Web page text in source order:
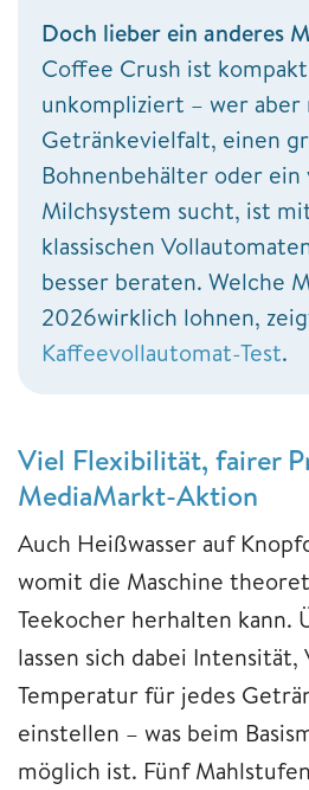
Doch lieber ein anderes
Coffee Crush ist
unkompliziert – wer aber
Getränkevielfalt, einen
Bohnenbehälter oder
Milchsystem sucht, ist
klassischen
besser beraten. Welche
2026wirklich lohnen,
Kaffeevollautomat-Test.
Viel Flexibilität, fairer
MediaMarkt-Aktion
Auch Heißwasser auf
womit die Maschine
Teekocher herhalten kann.
lassen sich dabei Intensität,
Temperatur für jedes
einstellen – was beim
möglich ist. Fünf